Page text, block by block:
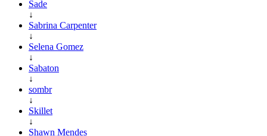
Sade
↓
Sabrina Carpenter
↓
Selena Gomez
↓
Sabaton
↓
sombr
↓
Skillet
↓
Shawn Mendes